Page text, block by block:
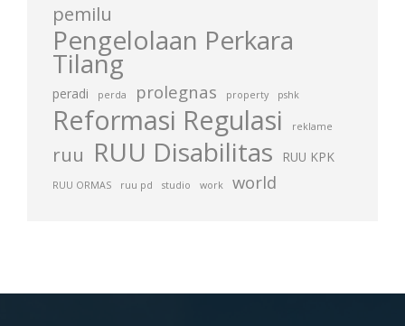
pemilu
Pengelolaan Perkara
Tilang
peradi perda prolegnas property pshk
Reformasi Regulasi reklame
ruu RUU Disabilitas RUU KPK
RUU ORMAS ruu pd studio work world